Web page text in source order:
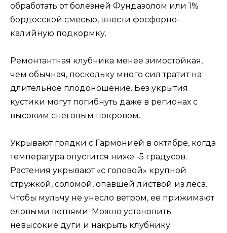
обработать от болезней Фундазолом или 1%
бордосской смесью, внести фосфорно-
калийную подкормку.
Ремонтантная клубника менее зимостойкая,
чем обычная, поскольку много сил тратит на
длительное плодоношение. Без укрытия
кустики могут погибнуть даже в регионах с
высоким снеговым покровом.
Укрывают грядки с Гармонией в октябре, когда
температура опустится ниже -5 градусов.
Растения укрывают «с головой» крупной
стружкой, соломой, опавшей листвой из леса.
Чтобы мульчу не унесло ветром, ее прижимают
еловыми ветвями. Можно установить
невысокие дуги и накрыть клубнику